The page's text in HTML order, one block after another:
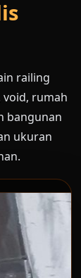
railing
rumah
bangunan
ukuran